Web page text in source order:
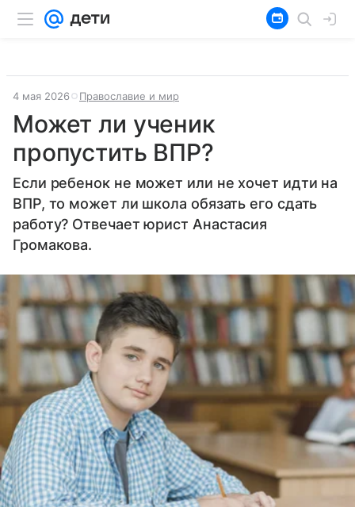
4 мая 2026 Православие и мир
Может ли ученик
пропустить ВПР?
Если ребенок не может или не хочет идти на
ВПР, то может ли школа обязать его сдать
работу? Отвечает юрист Анастасия
Громакова.